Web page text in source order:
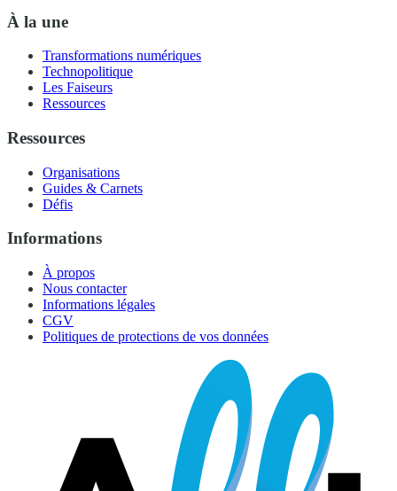
À la une
Transformations numériques
Technopolitique
Les Faiseurs
Ressources
Ressources
Organisations
Guides & Carnets
Défis
Informations
À propos
Nous contacter
Informations légales
CGV
Politiques de protections de vos données